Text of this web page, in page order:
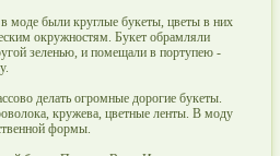
моде были круглые букеты, цветы в них
окружностям. Букет обрамляли
зеленью, и помещали в портупею -
делать огромные дорогие букеты.
кружева, цветные ленты. В моду
формы.